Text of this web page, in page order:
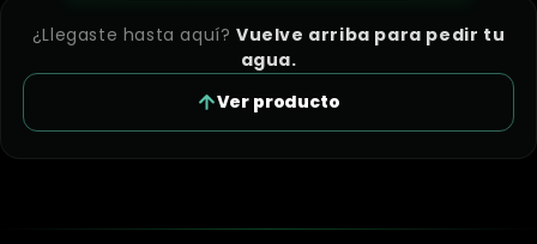
¿Llegaste hasta aquí? Vuelve arriba para pedir tu
agua.
Ver producto